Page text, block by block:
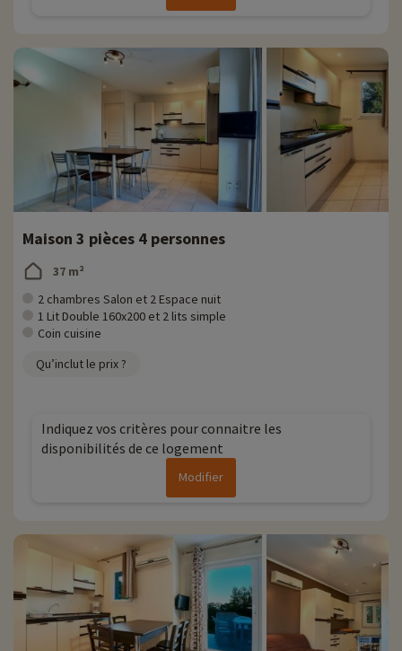
Maison 3 pièces 4 personnes
37 m²
2 chambres Salon et 2 Espace nuit
1 Lit Double 160x200 et 2 lits simple
Coin cuisine
Qu’inclut le prix ?
Indiquez vos critères pour connaitre les
disponibilités de ce logement
Modifier